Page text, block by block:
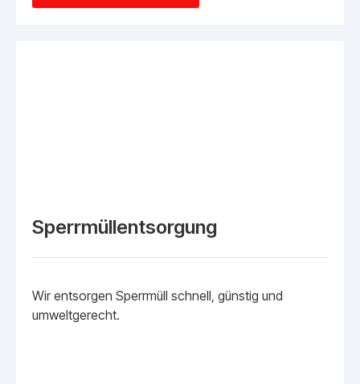
Sperrmüllentsorgung
Wir entsorgen Sperrmüll schnell, günstig und
umweltgerecht.